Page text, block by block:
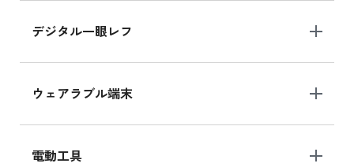
デジタル一眼レフ
ウェアラブル端末
電動工具